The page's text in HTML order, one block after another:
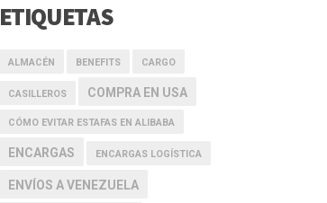
ETIQUETAS
ALMACÉN BENEFITS CARGO
CASILLEROS COMPRA EN USA
CÓMO EVITAR ESTAFAS EN ALIBABA
ENCARGAS ENCARGAS LOGÍSTICA
ENVÍOS A VENEZUELA